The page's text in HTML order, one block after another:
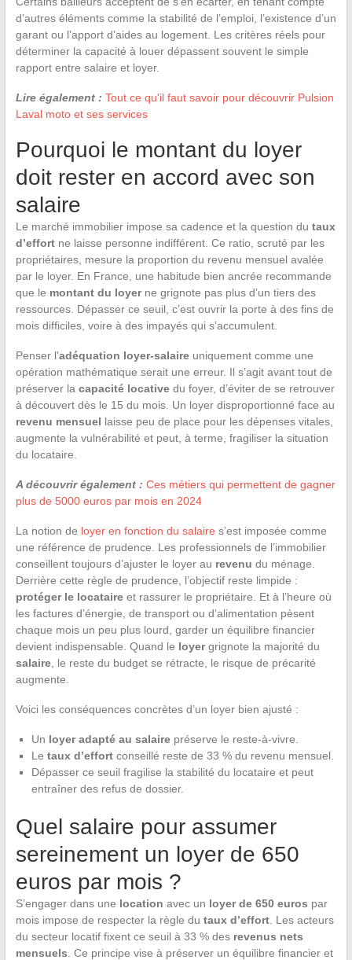
d’autres éléments comme la stabilité de l’emploi, l’existence d’un
garant ou l’apport d’aides au logement. Les critères réels pour
déterminer la capacité à louer dépassent souvent le simple
rapport entre salaire et loyer.
Lire également : Tout ce qu'il faut savoir pour découvrir Pulsion
Laval moto et ses services
Pourquoi le montant du loyer
doit rester en accord avec son
salaire
Le marché immobilier impose sa cadence et la question du taux
d’effortne laisse personne indifférent. Ce ratio, scruté par les
propriétaires, mesure la proportion du revenu mensuel avalée
par le loyer. En France, une habitude bien ancrée recommande
que le montant du loyerne grignote pas plus d’un tiers des
ressources. Dépasser ce seuil, c’est ouvrir la porte à des fins de
mois difficiles, voire à des impayés qui s’accumulent.
Penser l’adéquation loyer-salaireuniquement comme une
opération mathématique serait une erreur. Il s’agit avant tout de
préserver la capacité locativedu foyer, d’éviter de se retrouver
à découvert dès le 15 du mois. Un loyer disproportionné face au
revenu mensuel laisse peu de place pour les dépenses vitales,
augmente la vulnérabilité et peut, à terme, fragiliser la situation
du locataire.
A découvrir également : Ces métiers qui permettent de gagner
plus de 5000 euros par mois en 2024
La notion de loyer en fonction du salaire s’est imposée comme
une référence de prudence. Les professionnels de l’immobilier
conseillent toujours d’ajuster le loyer au revenu du ménage.
Derrière cette règle de prudence, l’objectif reste limpide :
protéger le locataireet rassurer le propriétaire. Et à l’heure où
les factures d’énergie, de transport ou d’alimentation pèsent
chaque mois un peu plus lourd, garder un équilibre financier
devient indispensable. Quand le loyergrignote la majorité du
salaire, le reste du budget se rétracte, le risque de précarité
augmente.
Voici les conséquences concrètes d’un loyer bien ajusté :
Un loyer adapté au salairepréserve le reste-à-vivre.
Le taux d’effortconseillé reste de 33 % du revenu mensuel.
Dépasser ce seuil fragilise la stabilité du locataire et peut
entraîner des refus de dossier.
Quel salaire pour assumer
sereinement un loyer de 650
euros par mois ?
S’engager dans une location avec un loyer de 650 euros par
mois impose de respecter la règle du taux d’effort. Les acteurs
du secteur locatif fixent ce seuil à 33 % des revenus nets
mensuels . Ce principe vise à préserver un équilibre financier et